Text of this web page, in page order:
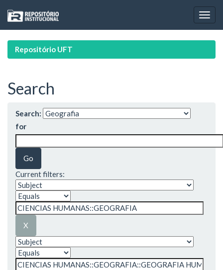
navigation
Repositório UFT
Search
Search:
for
Current filters: